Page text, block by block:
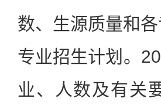
数、生源质量和
专业招生计划。
业、人数及有关